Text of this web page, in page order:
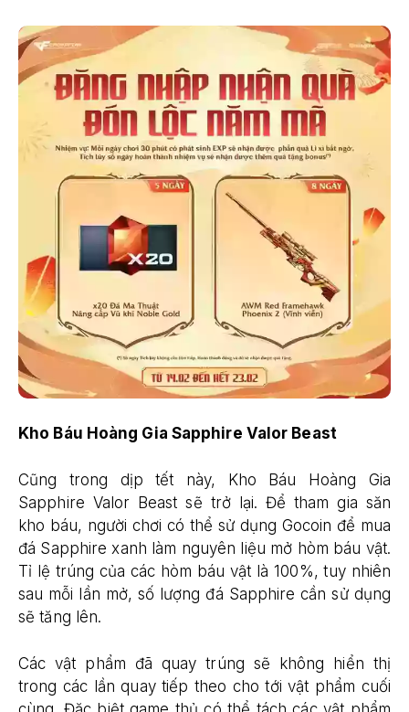
Kho Báu Hoàng Gia Sapphire Valor Beast
Cũng trong dịp tết này, Kho Báu Hoàng Gia
Sapphire Valor Beast sẽ trở lại. Để tham gia săn
kho báu, người chơi có thể sử dụng Gocoin để mua
đá Sapphire xanh làm nguyên liệu mở hòm báu vật.
Tỉ lệ trúng của các hòm báu vật là 100%, tuy nhiên
sau mỗi lần mở, số lượng đá Sapphire cần sử dụng
sẽ tăng lên.
Các vật phẩm đã quay trúng sẽ không hiển thị
trong các lần quay tiếp theo cho tới vật phẩm cuối